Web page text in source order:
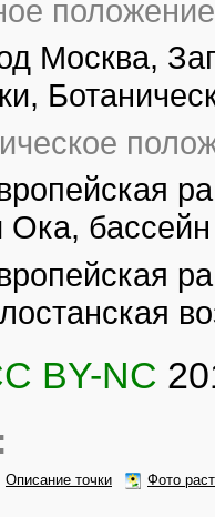
Москва,
Ока,
BY-NC
Описание точки
Фото